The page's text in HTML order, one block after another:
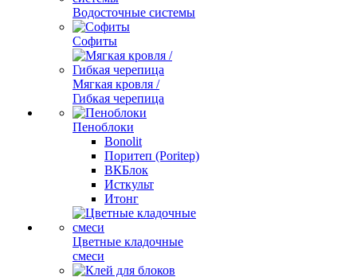
Водосточные системы
Софиты
Мягкая кровля /
Гибкая черепица
Пеноблоки
Bonolit
Поритеп (Poritep)
ВКБлок
Исткульт
Итонг
Цветные кладочные
смеси